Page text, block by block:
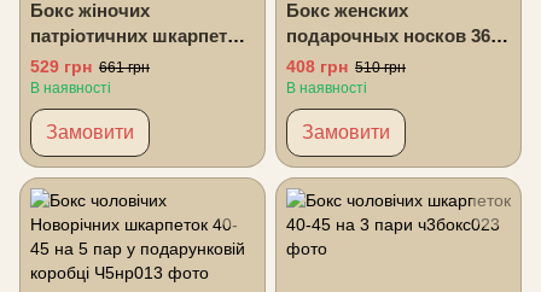
Бокс жіночих
патріотичних шкарпеток
36-41 на 6 пар у
подарунковій коробці
529 грн 661 грн
В наявності
Замовити
Бокс женских
подарочных носков 36-
41 на 4 пары
408 грн 510 грн
В наявності
Замовити